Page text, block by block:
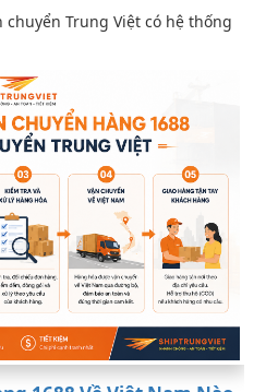
chuyển Trung Việt có hệ thống